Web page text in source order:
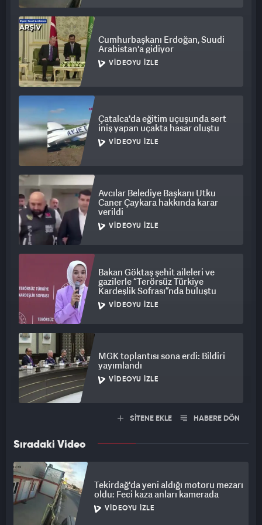
yüzü düşenler ne diyecek, ne yapacak diye gerçekten merak
etmez mi insan
Cumhurbaşkanı Erdoğan, Suudi
Arabistan'a gidiyor
VIDEOYU İZLE
Çatalca'da eğitim uçuşunda sert
iniş yapan uçakta hasar oluştu
VIDEOYU İZLE
Avcılar Belediye Başkanı Utku
Caner Çaykara hakkında karar
verildi
VIDEOYU İZLE
Bakan Göktaş şehit aileleri ve
gazilerle “Terörsüz Türkiye
Kardeşlik Sofrası”nda buluştu
VIDEOYU İZLE
MGK toplantısı sona erdi: Bildiri
yayımlandı
VIDEOYU İZLE
SİTENE EKLE HABERE DÖN
Sıradaki Video
Tekirdağ'da yeni aldığı motoru mezarı
oldu: Feci kaza anları kamerada
VIDEOYU İZLE